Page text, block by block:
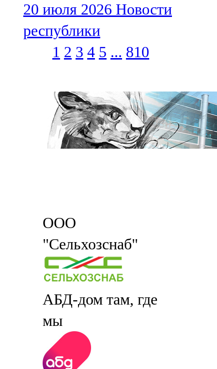
20 июля 2026 Новости
республики
1 2 3 4 5 ... 810
ООО
"Сельхозснаб"
АБД-дом там, где
мы